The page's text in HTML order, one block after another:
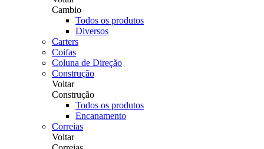
Cambio
Todos os produtos
Diversos
Carters
Coifas
Coluna de Direção
Construção
Voltar
Construção
Todos os produtos
Encanamento
Correias
Voltar